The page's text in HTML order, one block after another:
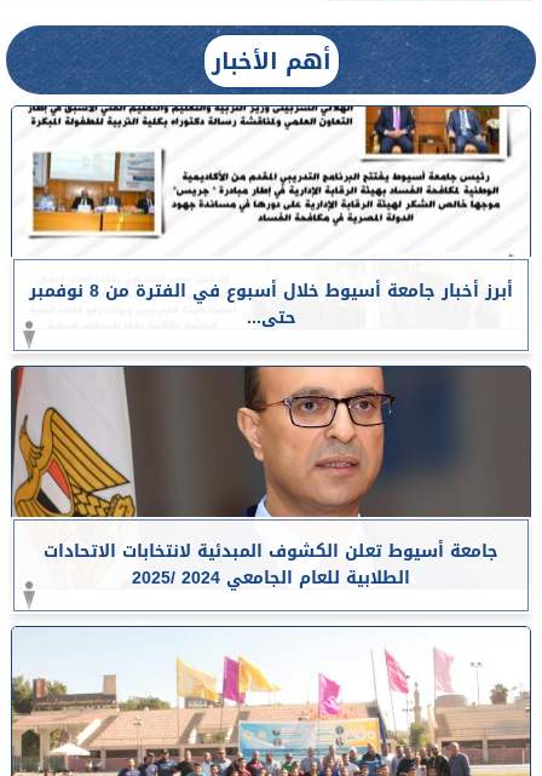
أهم الأخبار
أبرز أخبار جامعة أسيوط خلال أسبوع في الفترة من 8 نوفمبر
حتى...
جامعة أسيوط تعلن الكشوف المبدئية لانتخابات الاتحادات
الطلابية للعام الجامعي 2024 /2025